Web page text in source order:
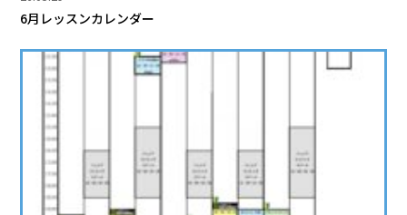
6月レッスンカレンダー